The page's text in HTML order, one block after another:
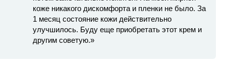
коже никакого дискомфорта и пленки не было. За
1 месяц состояние кожи действительно
улучшилось. Буду еще приобретать этот крем и
другим советую.»